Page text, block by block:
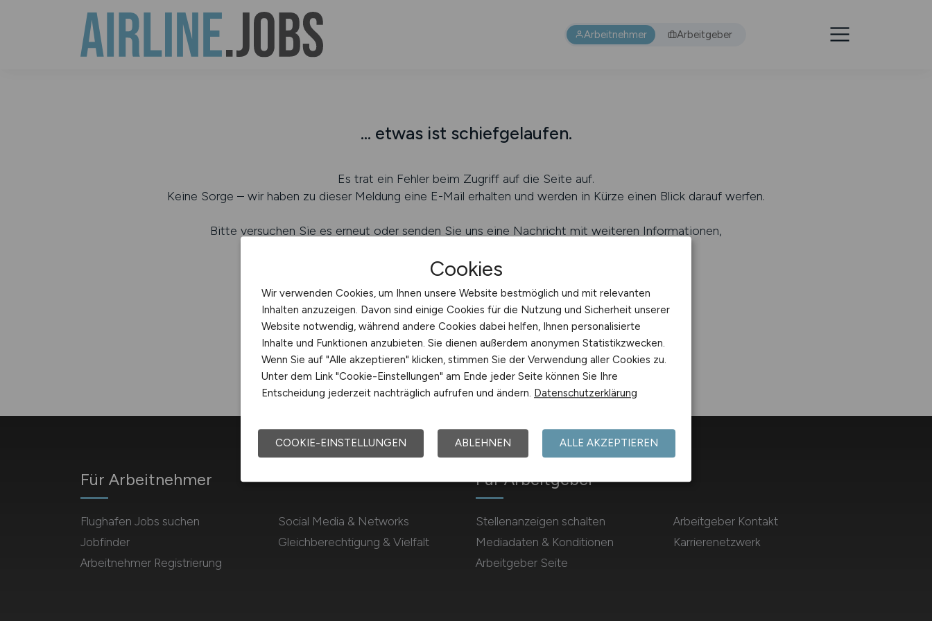
Arbeitnehmer Arbeitgeber
... etwas ist schiefgelaufen.
Es trat ein Fehler beim Zugriff auf die Seite auf.
Keine Sorge – wir haben zu dieser Meldung eine E-Mail erhalten und werden in Kürze einen Blick darauf werfen.
Bitte versuchen Sie es erneut oder senden Sie uns eine Nachricht mit weiteren Informationen,
Für Arbeitnehmer
Flughafen Jobs suchen
Jobfinder
Arbeitnehmer Registrierung
Social Media & Networks
Gleichberechtigung & Vielfalt
Für Arbeitgeber
Stellenanzeigen schalten
Mediadaten & Konditionen
Arbeitgeber Seite
Arbeitgeber Kontakt
Karrierenetzwerk
Cookies
Wir verwenden Cookies, um Ihnen unsere Website bestmöglich und mit relevanten
Inhalten anzuzeigen. Davon sind einige Cookies für die Nutzung und Sicherheit unserer
Website notwendig, während andere Cookies dabei helfen, Ihnen personalisierte
Inhalte und Funktionen anzubieten. Sie dienen außerdem anonymen Statistikzwecken.
Wenn Sie auf "Alle akzeptieren" klicken, stimmen Sie der Verwendung aller Cookies zu.
Unter dem Link "Cookie-Einstellungen" am Ende jeder Seite können Sie Ihre
Entscheidung jederzeit nachträglich aufrufen und ändern. Datenschutzerklärung
COOKIE-EINSTELLUNGEN ABLEHNEN ALLE AKZEPTIEREN